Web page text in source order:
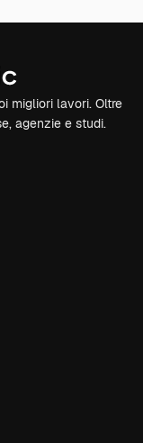
migliori lavori. Oltre
agenzie e studi.